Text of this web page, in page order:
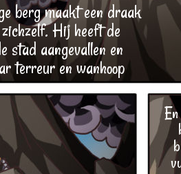
berg maakt een draak
Hij heeft de
stad aangevallen en
terreur en wanhoop